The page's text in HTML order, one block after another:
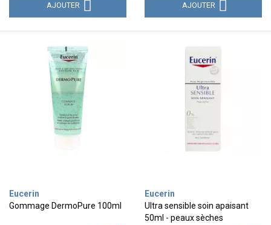
AJOUTER AJOUTER
Eucerin
Gommage DermoPure 100ml
Eucerin
Ultra sensible soin apaisant
50ml - peaux sèches